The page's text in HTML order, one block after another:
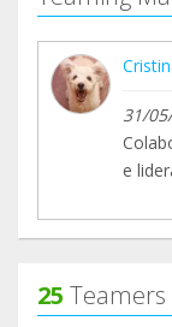
31/
e
25 Teamers